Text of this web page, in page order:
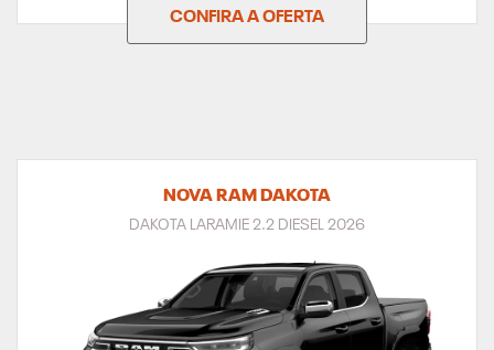
CONFIRA A OFERTA
NOVA RAM DAKOTA
DAKOTA LARAMIE 2.2 DIESEL 2026